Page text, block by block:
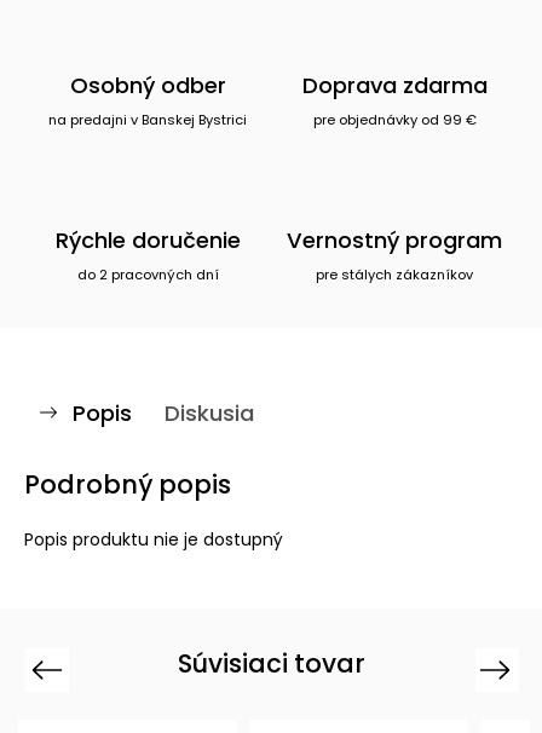
Osobný odber
na predajni v Banskej Bystrici
Doprava zdarma
pre objednávky od 99 €
Rýchle doručenie
do 2 pracovných dní
Vernostný program
pre stálych zákazníkov
Popis Diskusia
Podrobný popis
Popis produktu nie je dostupný
Súvisiaci tovar
Previous Next